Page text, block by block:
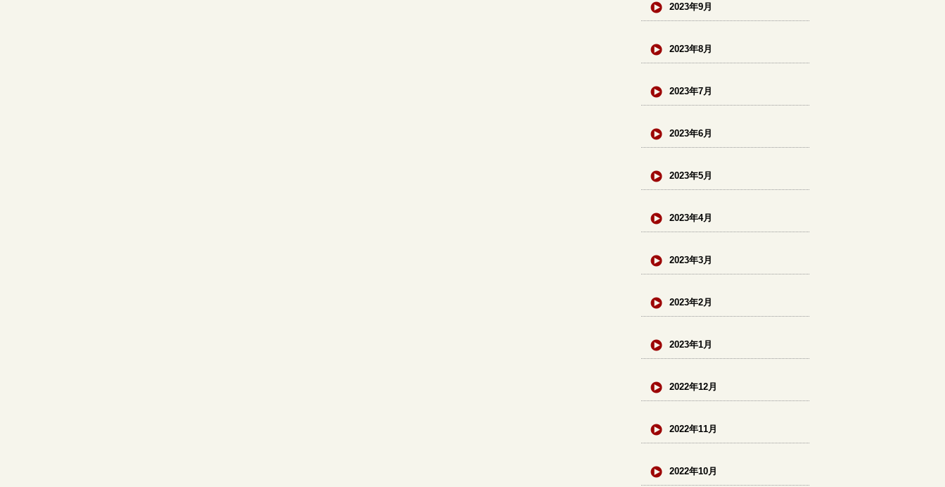
2023年9月
2023年8月
2023年7月
2023年6月
2023年5月
2023年4月
2023年3月
2023年2月
2023年1月
2022年12月
2022年11月
2022年10月